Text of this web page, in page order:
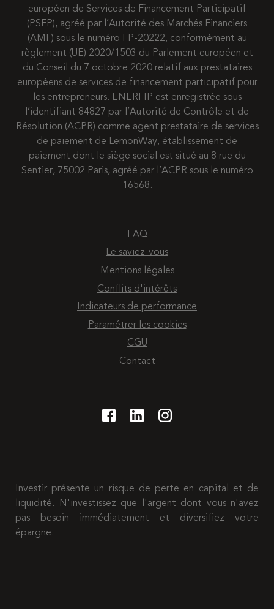
européen de Services de Financement Participatif
(PSFP), agréé par l’Autorité des Marchés Financiers
(AMF) sous le numéro FP-20222, conformément au
règlement (UE) 2020/1503 du Parlement européen et
du Conseil du 7 octobre 2020 relatif aux prestataires
européens de services de financement participatif pour
les entrepreneurs. ENERFIP est enregistrée sous
l’identifiant 84827 par l’Autorité de Contrôle et de
Résolution (ACPR) comme agent prestataire de services
de paiement de LemonWay, établissement de
paiement dont le siège social est situé au 8 rue du
Sentier, 75002 Paris, agréé par l’ACPR sous le numéro
16568.
FAQ
Le saviez-vous
Mentions légales
Conflits d'intérêts
Indicateurs de performance
Paramétrer les cookies
CGU
Contact
Investir présente un risque de perte en capital et de
liquidité. N'investissez que l'argent dont vous n'avez
pas besoin immédiatement et diversifiez votre
épargne.